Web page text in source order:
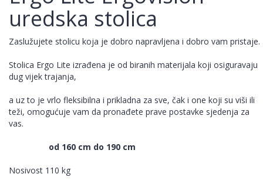
uredska stolica
Zaslužujete stolicu koja je dobro napravljena i dobro vam pristaje.
Stolica Ergo Lite izrađena je od biranih materijala koji osiguravaju
dug vijek trajanja,
a uz to je vrlo fleksibilna i prikladna za sve, čak i one koji su viši ili
teži, omogućuje vam da pronađete prave postavke sjedenja za
vas.
od 160 cm do 190 cm
Nosivost 110 kg